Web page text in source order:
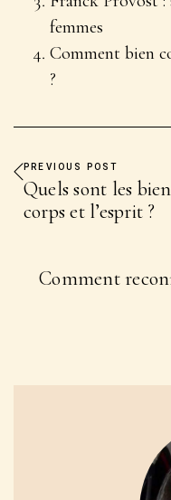
femmes
Comment bien
?
PREVIOUS POST
Quels sont les
corps et l’esprit ?
Comment